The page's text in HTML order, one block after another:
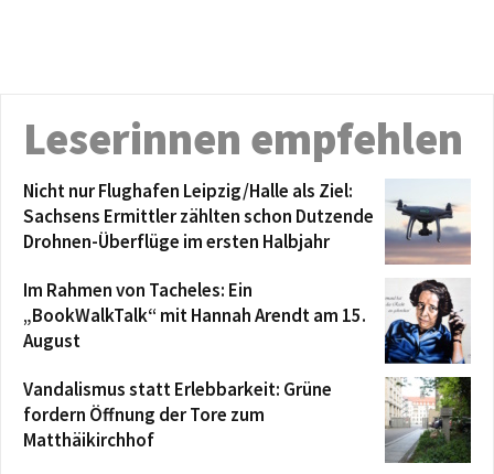
Leserinnen empfehlen
Nicht nur Flughafen Leipzig/Halle als Ziel:
Sachsens Ermittler zählten schon Dutzende
Drohnen-Überflüge im ersten Halbjahr
Im Rahmen von Tacheles: Ein
„BookWalkTalk“ mit Hannah Arendt am 15.
August
Vandalismus statt Erlebbarkeit: Grüne
fordern Öffnung der Tore zum
Matthäikirchhof